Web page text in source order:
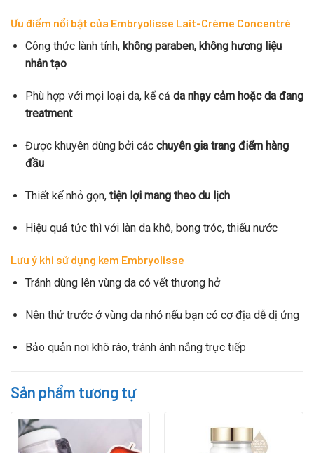
Ưu điểm nổi bật của Embryolisse Lait-Crème Concentré
Công thức lành tính, không paraben, không hương liệu
nhân tạo
Phù hợp với mọi loại da, kể cả da nhạy cảm hoặc da đang
treatment
Được khuyên dùng bởi các chuyên gia trang điểm hàng
đầu
Thiết kế nhỏ gọn, tiện lợi mang theo du lịch
Hiệu quả tức thì với làn da khô, bong tróc, thiếu nước
Lưu ý khi sử dụng kem Embryolisse
Tránh dùng lên vùng da có vết thương hở
Nên thử trước ở vùng da nhỏ nếu bạn có cơ địa dễ dị ứng
Bảo quản nơi khô ráo, tránh ánh nắng trực tiếp
Sản phẩm tương tự